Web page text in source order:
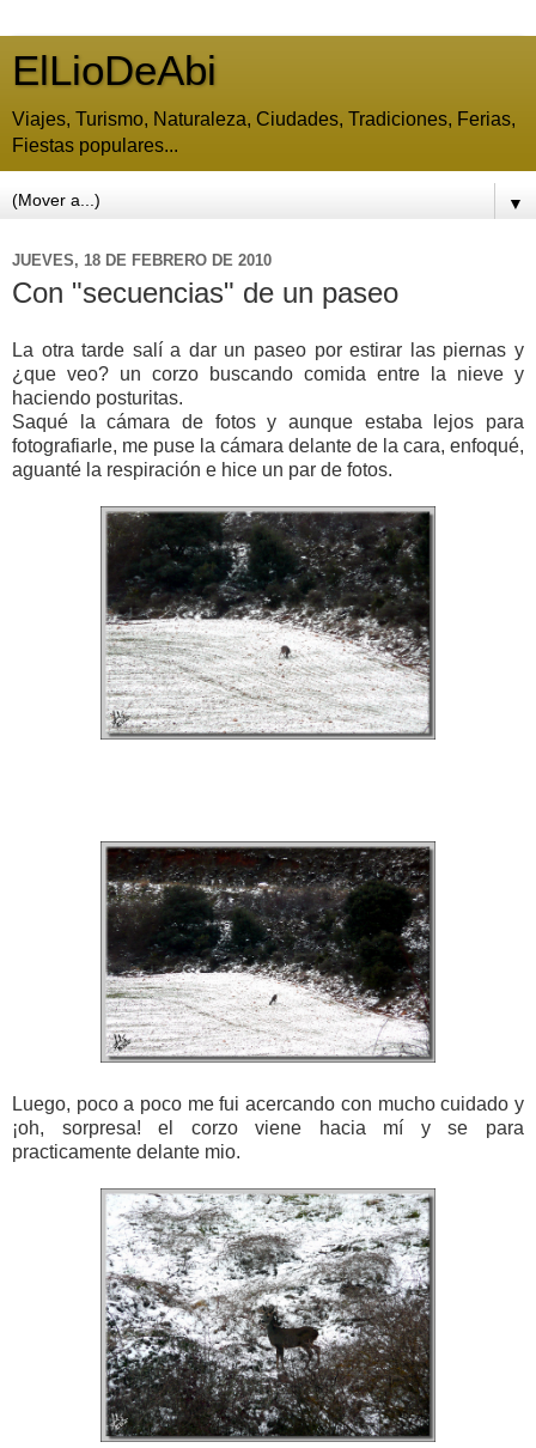
ElLioDeAbi
Viajes, Turismo, Naturaleza, Ciudades, Tradiciones, Ferias,
Fiestas populares...
▼
JUEVES, 18 DE FEBRERO DE 2010
Con "secuencias" de un paseo
La otra tarde salí a dar un paseo por estirar las piernas y
¿que veo? un corzo buscando comida entre la nieve y
haciendo posturitas.
Saqué la cámara de fotos y aunque estaba lejos para
fotografiarle, me puse la cámara delante de la cara, enfoqué,
aguanté la respiración e hice un par de fotos.
Luego, poco a poco me fui acercando con mucho cuidado y
¡oh, sorpresa! el corzo viene hacia mí y se para
practicamente delante mio.